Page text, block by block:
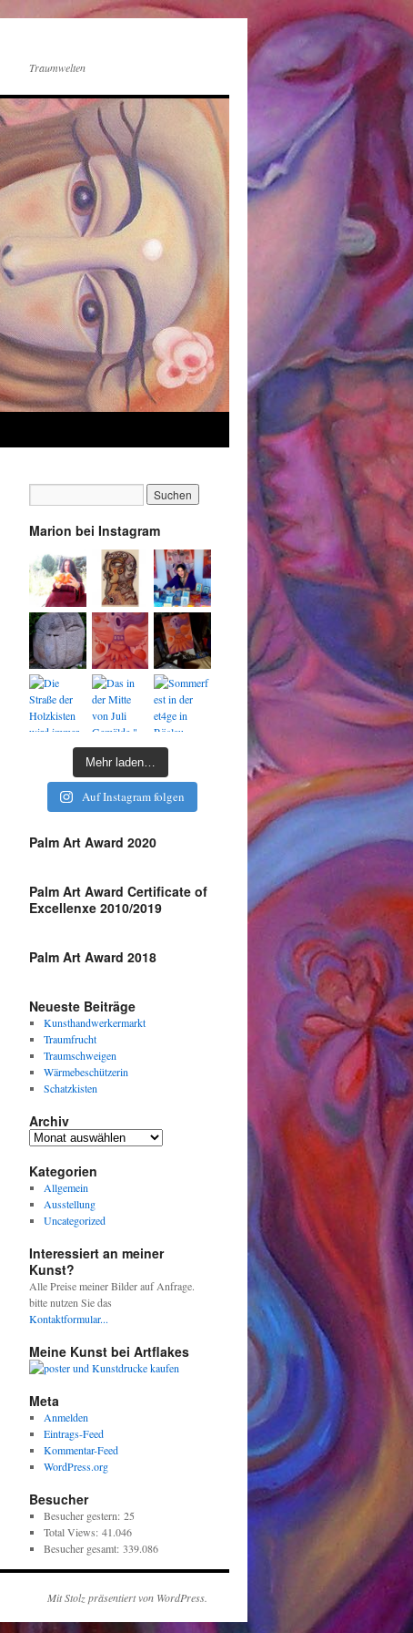
Traumwelten
Marion bei Instagram
Mehr laden…
Auf Instagram folgen
Palm Art Award 2020
Palm Art Award Certificate of
Excellenxe 2010/2019
Palm Art Award 2018
Neueste Beiträge
Kunsthandwerkermarkt
Traumfrucht
Traumschweigen
Wärmebeschützerin
Schatzkisten
Archiv
Archiv
Kategorien
Allgemein
Ausstellung
Uncategorized
Interessiert an meiner
Kunst?
Alle Preise meiner Bilder auf Anfrage.
bitte nutzen Sie das
Kontaktformular...
Meine Kunst bei Artflakes
Meta
Anmelden
Eintrags-Feed
Kommentar-Feed
WordPress.org
Besucher
Besucher gestern: 25
Total Views: 41.046
Besucher gesamt: 339.086
Mit Stolz präsentiert von WordPress.